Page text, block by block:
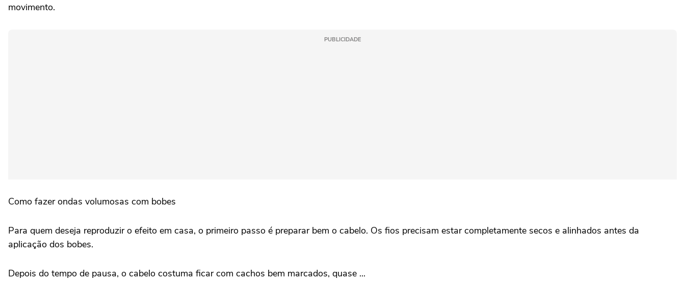
movimento.
PUBLICIDADE
Como fazer ondas volumosas com bobes
Para quem deseja reproduzir o efeito em casa, o primeiro passo é preparar bem o cabelo. Os fios precisam estar completamente secos e alinhados antes da
aplicação dos bobes.
Depois do tempo de pausa, o cabelo costuma ficar com cachos bem marcados, quase ...